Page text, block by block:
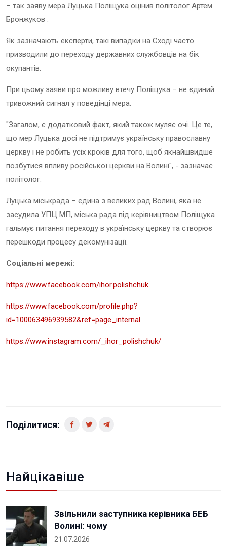
– так заяву мера Луцька Поліщука оцінив політолог Артем
Бронжуков .
Як зазначають експерти, такі випадки на Сході часто
призводили до переходу державних службовців на бік
окупантів.
При цьому заяви про можливу втечу Поліщука – не єдиний
тривожний сигнал у поведінці мера.
"Загалом, є додатковий факт, який також муляє очі. Це те,
що мер Луцька досі не підтримує українську православну
церкву і не робить усіх кроків для того, щоб якнайшвидше
позбутися впливу російської церкви на Волині", - зазначає
політолог.
Луцька міськрада – єдина з великих рад Волині, яка не
засудила УПЦ МП, міська рада під керівництвом Поліщука
гальмує питання переходу в українську церкву та створює
перешкоди процесу декомунізації.
Соціальні мережі:
https://www.facebook.com/ihor.polishchuk
https://www.facebook.com/profile.php?
id=100063496939582&ref=page_internal
https://www.instagram.com/_ihor_polishchuk/
Поділитися:
Найцікавіше
Звільнили заступника керівника БЕБ
Волині: чому
21.07.2026